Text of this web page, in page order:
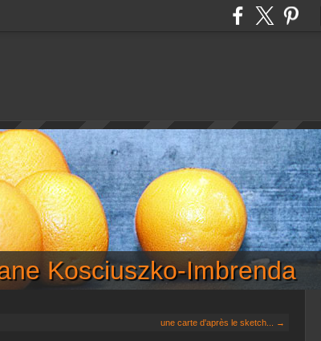
Kosciuszko-Imbrenda
une carte d'après le sketch... →